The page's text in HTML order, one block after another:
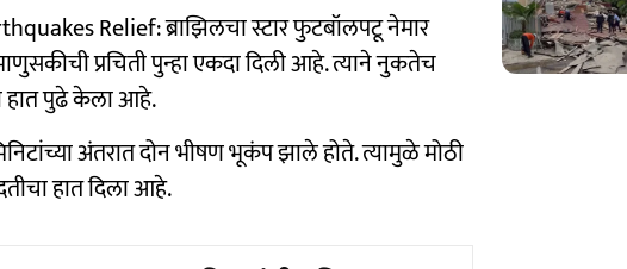
Relief: ब्राझिलचा स्टार फुटबॉलपटू नेमार
प्रचिती पुन्हा एकदा दिली आहे. त्याने नुकतेच
हात पुढे केला आहे.
अंतरात दोन भीषण भूकंप झाले होते. त्यामुळे मोठी
हात दिला आहे.